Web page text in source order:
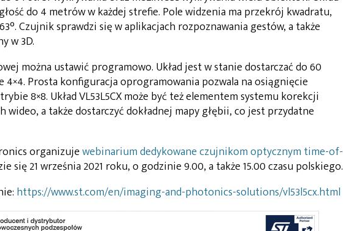
do 4 metrów w każdej strefie. Pole widzenia ma przekrój kwadratu,
Czujnik sprawdzi się w aplikacjach rozpoznawania gestów, a także
w 3D.
można ustawić programowo. Układ jest w stanie dostarczać do 60
4×4. Prosta konfiguracja oprogramowania pozwala na osiągnięcie
8×8. Układ VL53L5CX może być też elementem systemu korekcji
a także dostarczyć dokładnej mapy głębii, co jest przydatne
organizujewebinarium dedykowane czujnikom optycznym time-of-
się 21 września 2021 roku, o godzinie 9.00, a także 15.00 czasu polskiego.
https://www.st.com/en/imaging-and-photonics-solutions/vl53l5cx.html